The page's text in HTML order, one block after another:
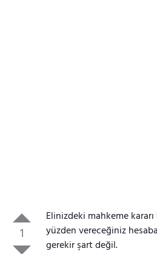
1
Elinizdeki mahkeme
yüzden vereceğiniz
gerekir şart değil.